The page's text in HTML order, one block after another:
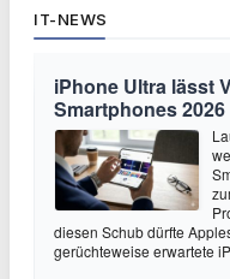
IT-NEWS
iPhone Ultra lässt
Smartphones
diesen Schub dürfte
gerüchteweise erwartete